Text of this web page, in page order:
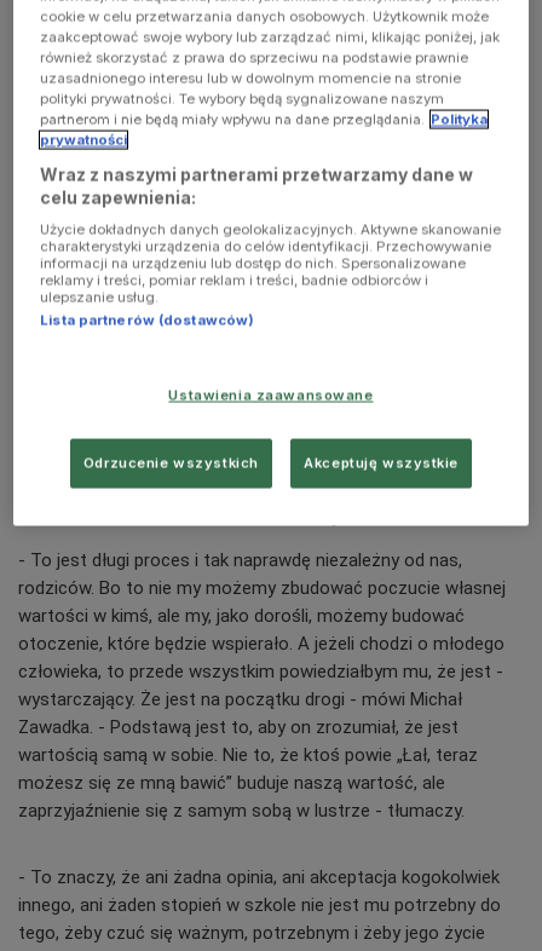
Słucham serca, szanuję umysł, uwielbiam się uśmiechać -
mówi Michał Zawadka, tata, autor serii książek dla dzieci i
młodzieży „Chcę być kimś”, mówca, trener i gość
Zagadkowego Studia.
Dla dziecka, młodego człowiek najważniejsze,
to zaprzyjaźnić się z samym sobą
- To jest długi proces i tak naprawdę niezależny od nas,
rodziców. Bo to nie my możemy zbudować poczucie własnej
wartości w kimś, ale my, jako dorośli, możemy budować
otoczenie, które będzie wspierało. A jeżeli chodzi o młodego
człowieka, to przede wszystkim powiedziałbym mu, że jest -
wystarczający. Że jest na początku drogi - mówi Michał
Zawadka. - Podstawą jest to, aby on zrozumiał, że jest
wartością samą w sobie. Nie to, że ktoś powie „Łał, teraz
możesz się ze mną bawić” buduje naszą wartość, ale
zaprzyjaźnienie się z samym sobą w lustrze - tłumaczy.
- To znaczy, że ani żadna opinia, ani akceptacja kogokolwiek
innego, ani żaden stopień w szkole nie jest mu potrzebny do
tego, żeby czuć się ważnym, potrzebnym i żeby jego życie
cookie w celu przetwarzania danych osobowych. Użytkownik może
zaakceptować swoje wybory lub zarządzać nimi, klikając poniżej, jak
również skorzystać z prawa do sprzeciwu na podstawie prawnie
uzasadnionego interesu lub w dowolnym momencie na stronie
polityki prywatności. Te wybory będą sygnalizowane naszym
partnerom i nie będą miały wpływu na dane przeglądania. Polityka
prywatności
Wraz z naszymi partnerami przetwarzamy dane w
celu zapewnienia:
Użycie dokładnych danych geolokalizacyjnych. Aktywne skanowanie
charakterystyki urządzenia do celów identyfikacji. Przechowywanie
informacji na urządzeniu lub dostęp do nich. Spersonalizowane
reklamy i treści, pomiar reklam i treści, badnie odbiorców i
ulepszanie usług.
Lista partnerów (dostawców)
Ustawienia zaawansowane
Odrzucenie wszystkich Akceptuję wszystkie